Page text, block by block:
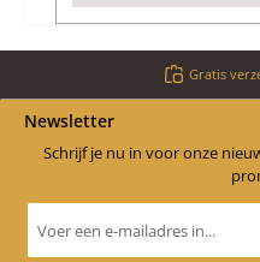
Gratis
Newsletter
Schrijf je nu in voor onze
mailadres
*